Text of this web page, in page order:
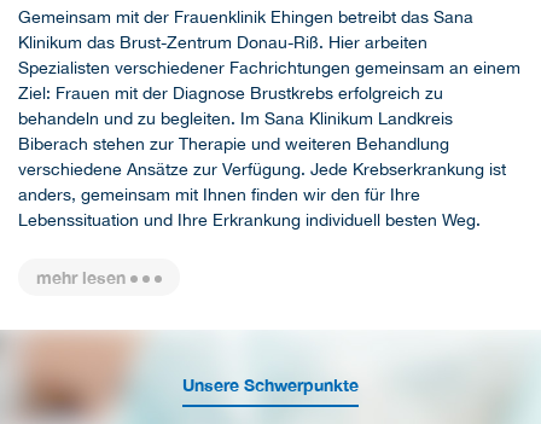
Gemeinsam mit der Frauenklinik Ehingen betreibt das Sana
Klinikum das Brust-Zentrum Donau-Riß. Hier arbeiten
Spezialisten verschiedener Fachrichtungen gemeinsam an einem
Ziel: Frauen mit der Diagnose Brustkrebs erfolgreich zu
behandeln und zu begleiten. Im Sana Klinikum Landkreis
Biberach stehen zur Therapie und weiteren Behandlung
verschiedene Ansätze zur Verfügung. Jede Krebserkrankung ist
anders, gemeinsam mit Ihnen finden wir den für Ihre
Lebenssituation und Ihre Erkrankung individuell besten Weg.
mehr lesen
Unsere Schwerpunkte